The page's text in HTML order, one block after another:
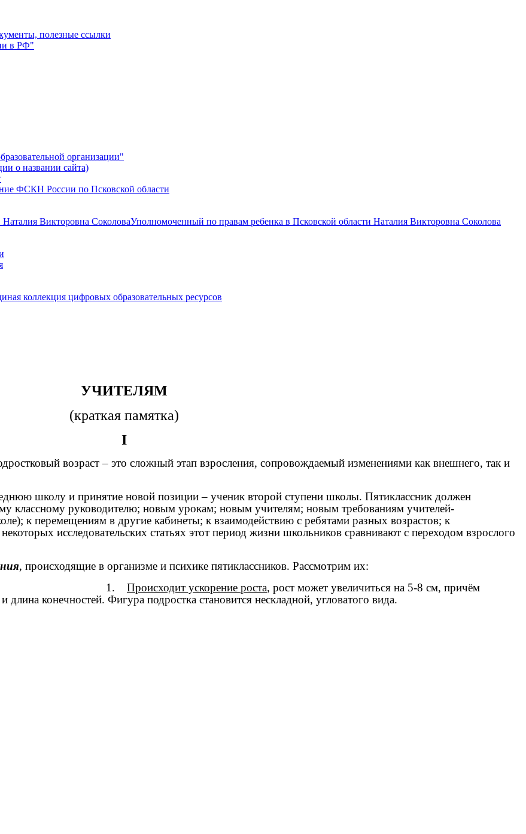
полезные ссылки
в РФ"
организации"
о названии сайта)
ФСКН России по Псковской области
Уполномоченный по правам ребенка в Псковской области Наталия Викторовна Соколова
коллекция цифровых образовательных ресурсов
УЧИТЕЛЯМ
(краткая памятка)
I
возраст – это сложный этап взросления, сопровождаемый изменениями как внешнего, так и
школу и принятие новой позиции – ученик второй ступени школы. Пятиклассник должен
классному руководителю; новым урокам; новым учителям; новым требованиям учителей-
к перемещениям в другие кабинеты; к взаимодействию с ребятами разных возрастов; к
исследовательских статьях этот период жизни школьников сравнивают с переходом взрослого
, происходящие в организме и психике пятиклассников. Рассмотрим их:
1. Происходит ускорение роста, рост может увеличиться на 5-8 см, причём
длина конечностей. Фигура подростка становится нескладной, угловатого вида.